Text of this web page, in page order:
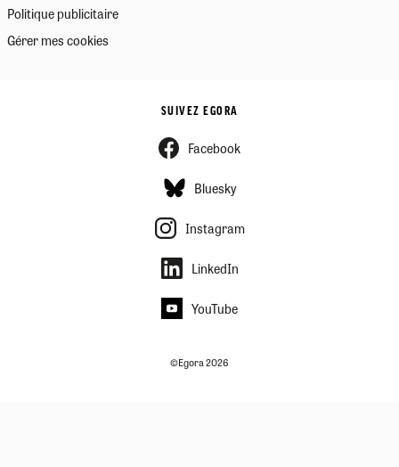
Politique publicitaire
Gérer mes cookies
SUIVEZ EGORA
Facebook
Bluesky
Instagram
LinkedIn
YouTube
©Egora 2026